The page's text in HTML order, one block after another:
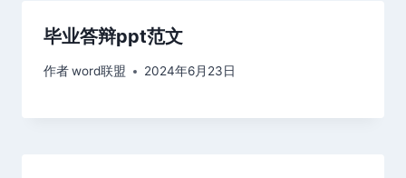
毕业答辩ppt范文
作者word联盟 2024年6月23日